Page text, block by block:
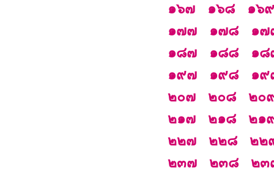
๑๖๗
๑๖๘
๑๖๙
๑๗๗
๑๗๘
๑๗
๑๘๗
๑๘๘
๑๘
๑๙๗
๑๙๘
๑๙
๒๐๗
๒๐๘
๒๐
๒๑๗
๒๑๘
๒๑
๒๒๗
๒๒๘
๒๒
๒๓๗
๒๓๘
๒๓